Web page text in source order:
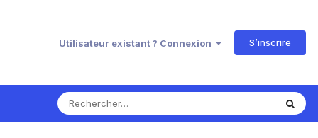
Utilisateur existant ? Connexion S’inscrire